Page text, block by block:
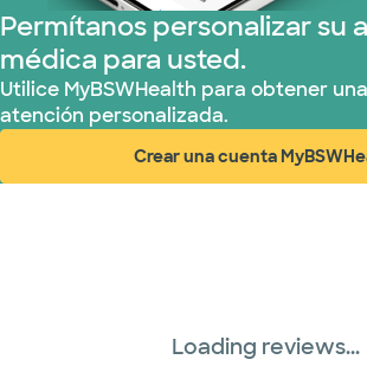
Permítanos personalizar su
médica para usted.
Utilice MyBSWHealth para obtener
atención personalizada.
Crear una cuenta(abre en
Loading reviews...